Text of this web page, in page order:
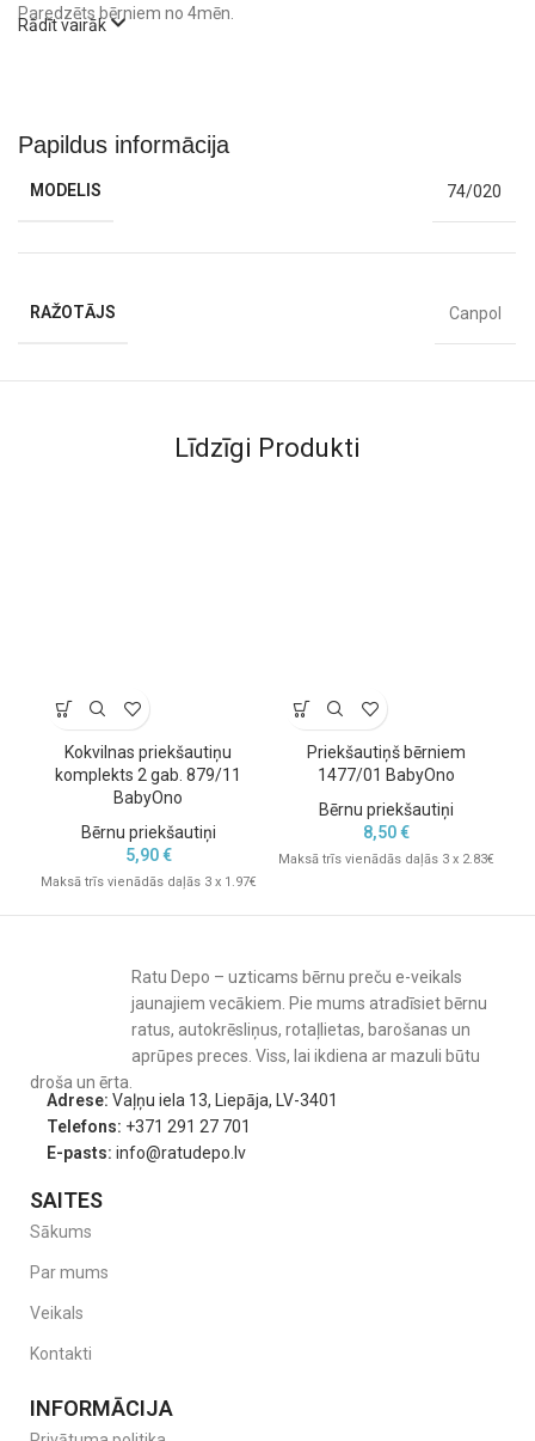
Paredzēts bērniem no 4mēn.
Rādīt vairāk
Papildus informācija
MODELIS 74/020
RAŽOTĀJS Canpol
Līdzīgi Produkti
Kokvilnas priekšautiņu
komplekts 2 gab. 879/11
BabyOno
Bērnu priekšautiņi
5,90€
Maksā trīs vienādās daļās 3 x 1.97€
Priekšautiņš bērniem
1477/01 BabyOno
Bērnu priekšautiņi
8,50€
Maksā trīs vienādās daļās 3 x 2.83€
Ratu Depo – uzticams bērnu preču e-veikals
jaunajiem vecākiem. Pie mums atradīsiet bērnu
ratus, autokrēsliņus, rotaļlietas, barošanas un
aprūpes preces. Viss, lai ikdiena ar mazuli būtu
droša un ērta.
Adrese: Vaļņu iela 13, Liepāja, LV-3401
Telefons: +371 291 27 701
E-pasts: info@ratudepo.lv
SAITES
Sākums
Par mums
Veikals
Kontakti
INFORMĀCIJA